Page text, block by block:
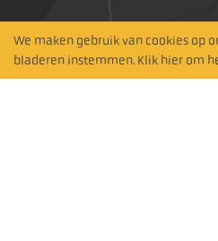
Hitta närmaste
återförsäljare
We maken gebruik van cookies op
bladeren instemmen. Klik hier om